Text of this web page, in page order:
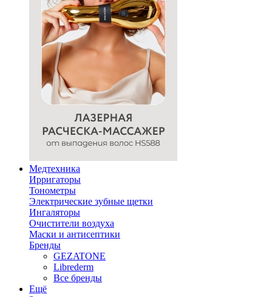
Медтехника
Ирригаторы
Тонометры
Электрические зубные щетки
Ингаляторы
Очистители воздуха
Маски и антисептики
Бренды
GEZATONE
Librederm
Все бренды
Ещё